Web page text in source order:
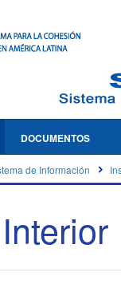
DOCUMENTOS
de Información